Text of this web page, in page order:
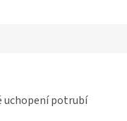
uchopení potrubí